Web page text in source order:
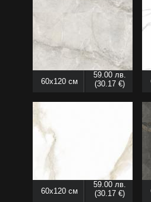
60x120 см
59.00 лв.
(30.17 €)
60x120 см
59.00 лв.
(30.17 €)